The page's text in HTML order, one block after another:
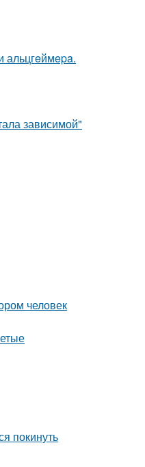
альцгeймepa.
зависимой"
человек
покинуть